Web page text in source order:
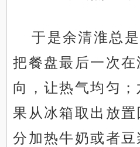
于是余清淮总
把餐盘最后一次
向，让热气均匀
果从冰箱取出放
分加热牛奶或者